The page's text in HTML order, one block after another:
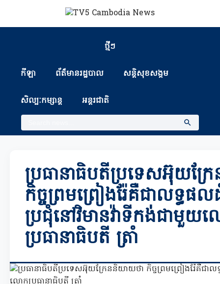
ថ្មីៗ
កីឡា ព័ត៏មានរដ្ឋបាល សន្តិសុខសង្គម
សិល្បៈកម្សាន្ត អន្តរជាតិ
ប្រធានាធិបតីប្រទេសអ៊ុយក្រ
កិច្ចព្រមព្រៀងរ៉ែគឺជាលទ្ធផ
ប្រជុំនៅវិមានវ៉ាទីកង់ជាមួយ
ប្រធានាធិបតី ត្រាំ